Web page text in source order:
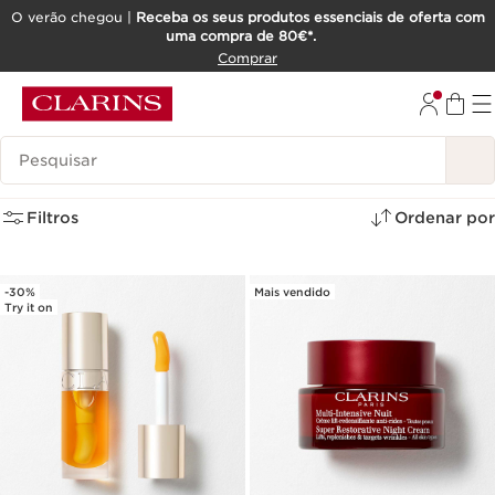
SALTAR PARA O CONTEÚDO
O verão chegou | Receba os seus produtos essenciais de oferta com
uma compra de 80€*.
Comprar
Pesquisar Legenda
Presentes para mulher
Filtros Ordenar por
-30%
Try it on
Mais vendido